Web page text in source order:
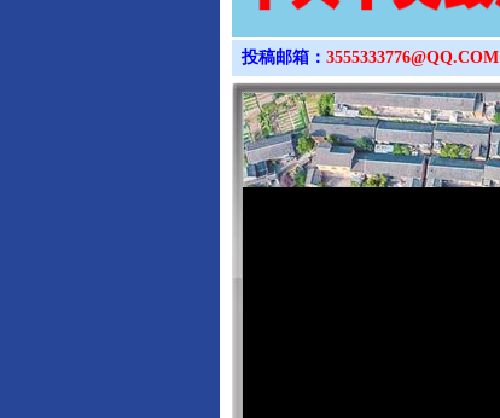
投稿邮箱： 3555333776@QQ.COM